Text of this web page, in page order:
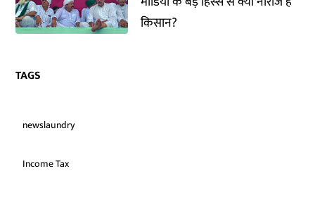
किसान?
TAGS
newslaundry
Income Tax